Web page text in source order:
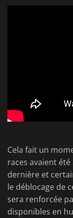
Cela fait un
races avaient
dernière et
le déblocage de
sera renforcée
disponibles en